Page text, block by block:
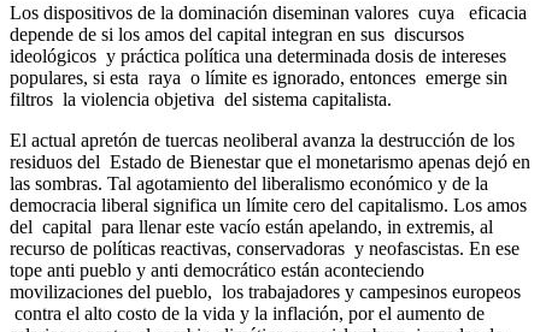
Los dispositivos de la dominación diseminan valores cuya eficacia
depende de si los amos del capital integran en sus discursos
ideológicos y práctica política una determinada dosis de intereses
populares, si esta raya o límite es ignorado, entonces emerge sin
filtros la violencia objetiva del sistema capitalista.
El actual apretón de tuercas neoliberal avanza la destrucción de los
residuos del Estado de Bienestar que el monetarismo apenas dejó en
las sombras. Tal agotamiento del liberalismo económico y de la
democracia liberal significa un límite cero del capitalismo. Los amos
del capital para llenar este vacío están apelando, in extremis, al
recurso de políticas reactivas, conservadoras y neofascistas. En ese
tope anti pueblo y anti democrático están aconteciendo
movilizaciones del pueblo, los trabajadores y campesinos europeos
contra el alto costo de la vida y la inflación, por el aumento de